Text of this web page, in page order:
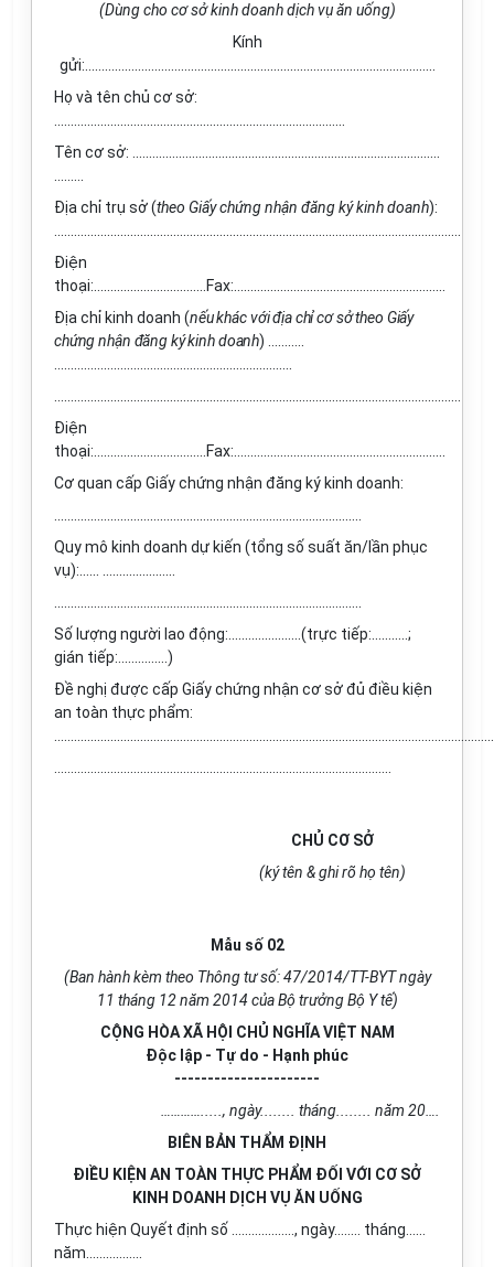
(Dùng cho cơ sở kinh doanh dịch vụ ăn uống)
Kính
gửi:..........................................................................................................
Họ và tên chủ cơ sở:
Tên cơ sở: .............................................................................................
Địa chỉ trụ sở (theo Giấy chứng nhận đăng ký kinh doanh):
Điện
thoại:..................................Fax:................................................................
Địa chỉ kinh doanh (nếu khác với địa chỉ cơ sở theo Giấy
chứng nhận đăng ký kinh doanh) ………..
Điện
thoại:..................................Fax:................................................................
Cơ quan cấp Giấy chứng nhận đăng ký kinh doanh:
Quy mô kinh doanh dự kiến (tổng số suất ăn/lần phục
vụ):…... ......................
Số lượng người lao động:......................(trực tiếp:...........;
gián tiếp:...............)
Đề nghị được cấp Giấy chứng nhận cơ sở đủ điều kiện
an toàn thực phẩm:
CHỦ CƠ SỞ
(ký tên & ghi rõ họ tên)
Mẫu số 02
(Ban hành kèm theo Thông tư số: 47/2014/TT-BYT ngày
11 tháng 12 năm 2014 của Bộ trưởng Bộ Y tế)
CỘNG HÒA XÃ HỘI CHỦ NGHĨA VIỆT NAM
Độc lập - Tự do - Hạnh phúc
----------------------
…………....., ngày........ tháng........ năm 20….
BIÊN BẢN THẨM ĐỊNH
ĐIỀU KIỆN AN TOÀN THỰC PHẨM ĐỐI VỚI CƠ SỞ
KINH DOANH DỊCH VỤ ĂN UỐNG
Thực hiện Quyết định số ………….……, ngày…….. tháng……
năm……………..